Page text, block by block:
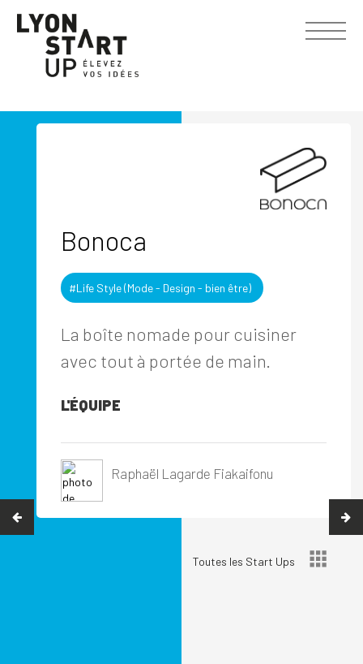
Bonoca
#Life Style (Mode - Design - bien être)
La boîte nomade pour cuisiner
avec tout à portée de main.
L'ÉQUIPE
Raphaël Lagarde Fiakaifonu
Toutes les Start Ups